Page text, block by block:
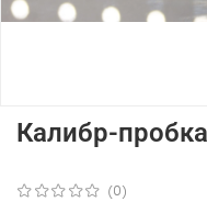
(0)
Калибр-